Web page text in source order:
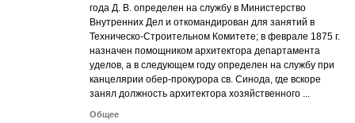
года Д. В. определен на службу в Министерство
Внутренних Дел и откомандирован для занятий в
Техническо-Строительном Комитете; в феврале 1875 г.
назначен помощником архитектора департамента
уделов, а в следующем году определен на службу при
канцелярии обер-прокурора св. Синода, где вскоре
занял должность архитектора хозяйственного ...
Общее